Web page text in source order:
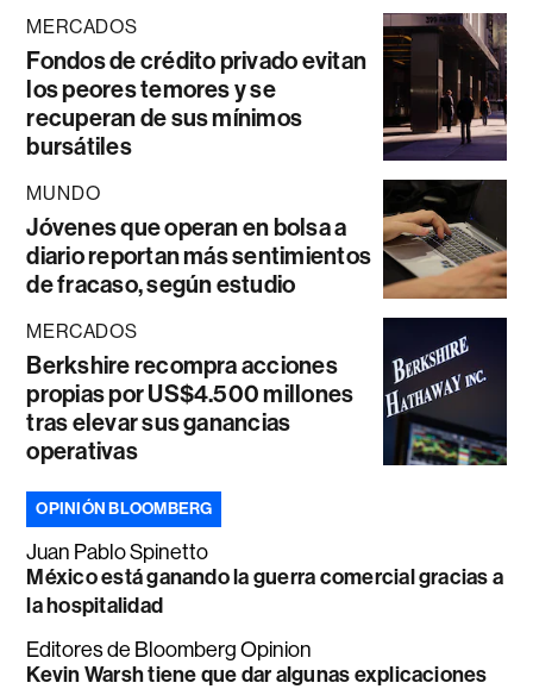
MERCADOS
Fondos de crédito privado evitan
los peores temores y se
recuperan de sus mínimos
bursátiles
MUNDO
Jóvenes que operan en bolsa a
diario reportan más sentimientos
de fracaso, según estudio
MERCADOS
Berkshire recompra acciones
propias por US$4.500 millones
tras elevar sus ganancias
operativas
OPINIÓN BLOOMBERG
Juan Pablo Spinetto
México está ganando la guerra comercial gracias a
la hospitalidad
Editores de Bloomberg Opinion
Kevin Warsh tiene que dar algunas explicaciones